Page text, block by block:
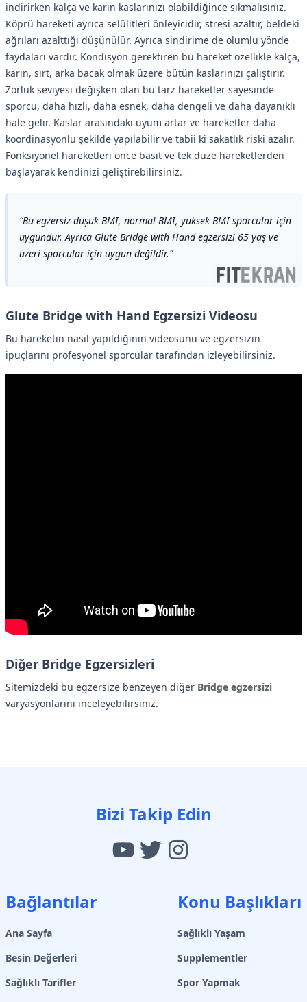
indirirken kalça ve karın kaslarınızı olabildiğince sıkmalısınız.
Köprü hareketi ayrıca selülitleri önleyicidir, stresi azaltır, beldeki
ağrıları azalttığı düşünülür. Ayrıca sindirime de olumlu yönde
faydaları vardır. Kondisyon gerektiren bu hareket özellikle kalça,
karın, sırt, arka bacak olmak üzere bütün kaslarınızı çalıştırır.
Zorluk seviyesi değişken olan bu tarz hareketler sayesinde
sporcu, daha hızlı, daha esnek, daha dengeli ve daha dayanıklı
hale gelir. Kaslar arasındaki uyum artar ve hareketler daha
koordinasyonlu şekilde yapılabilir ve tabii ki sakatlık riski azalır.
Fonksiyonel hareketleri önce basit ve tek düze hareketlerden
başlayarak kendinizi geliştirebilirsiniz.
Bu egzersiz düşük BMI, normal BMI, yüksek BMI sporcular için
uygundur. Ayrıca Glute Bridge with Hand egzersizi 65 yaş ve
üzeri sporcular için uygun değildir.
Glute Bridge with Hand Egzersizi Videosu
Bu hareketin nasıl yapıldığının videosunu ve egzersizin
ipuçlarını profesyonel sporcular tarafından izleyebilirsiniz.
Diğer Bridge Egzersizleri
Sitemizdeki bu egzersize benzeyen diğer Bridge egzersizi
varyasyonlarını inceleyebilirsiniz.
Bizi Takip Edin
Bağlantılar
Ana Sayfa
Besin Değerleri
Sağlıklı Tarifler
Konu Başlıkları
Sağlıklı Yaşam
Supplementler
Spor Yapmak